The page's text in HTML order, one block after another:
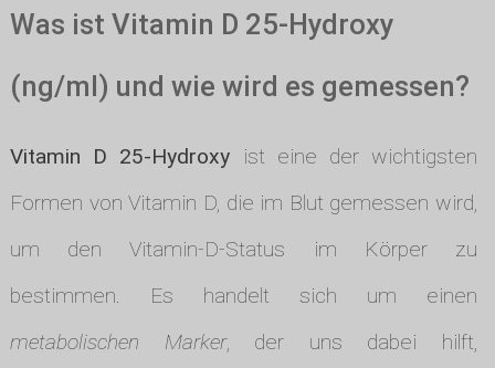
Was ist Vitamin D 25-Hydroxy
(ng/ml) und wie wird es gemessen?
Vitamin D 25-Hydroxy ist eine der wichtigsten
Formen von Vitamin D, die im Blut gemessen wird,
um den Vitamin-D-Status im Körper zu
bestimmen. Es handelt sich um einen
metabolischen Marker, der uns dabei hilft,